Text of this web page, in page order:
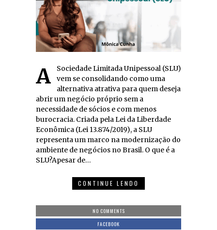
A Sociedade Limitada Unipessoal (SLU)
vem se consolidando como uma
alternativa atrativa para quem deseja
abrir um negócio próprio sem a
necessidade de sócios e com menos
burocracia. Criada pela Lei da Liberdade
Econômica (Lei 13.874/2019), a SLU
representa um marco na modernização do
ambiente de negócios no Brasil. O que é a
SLU?Apesar de…
CONTINUE LENDO
NO COMMENTS
FACEBOOK